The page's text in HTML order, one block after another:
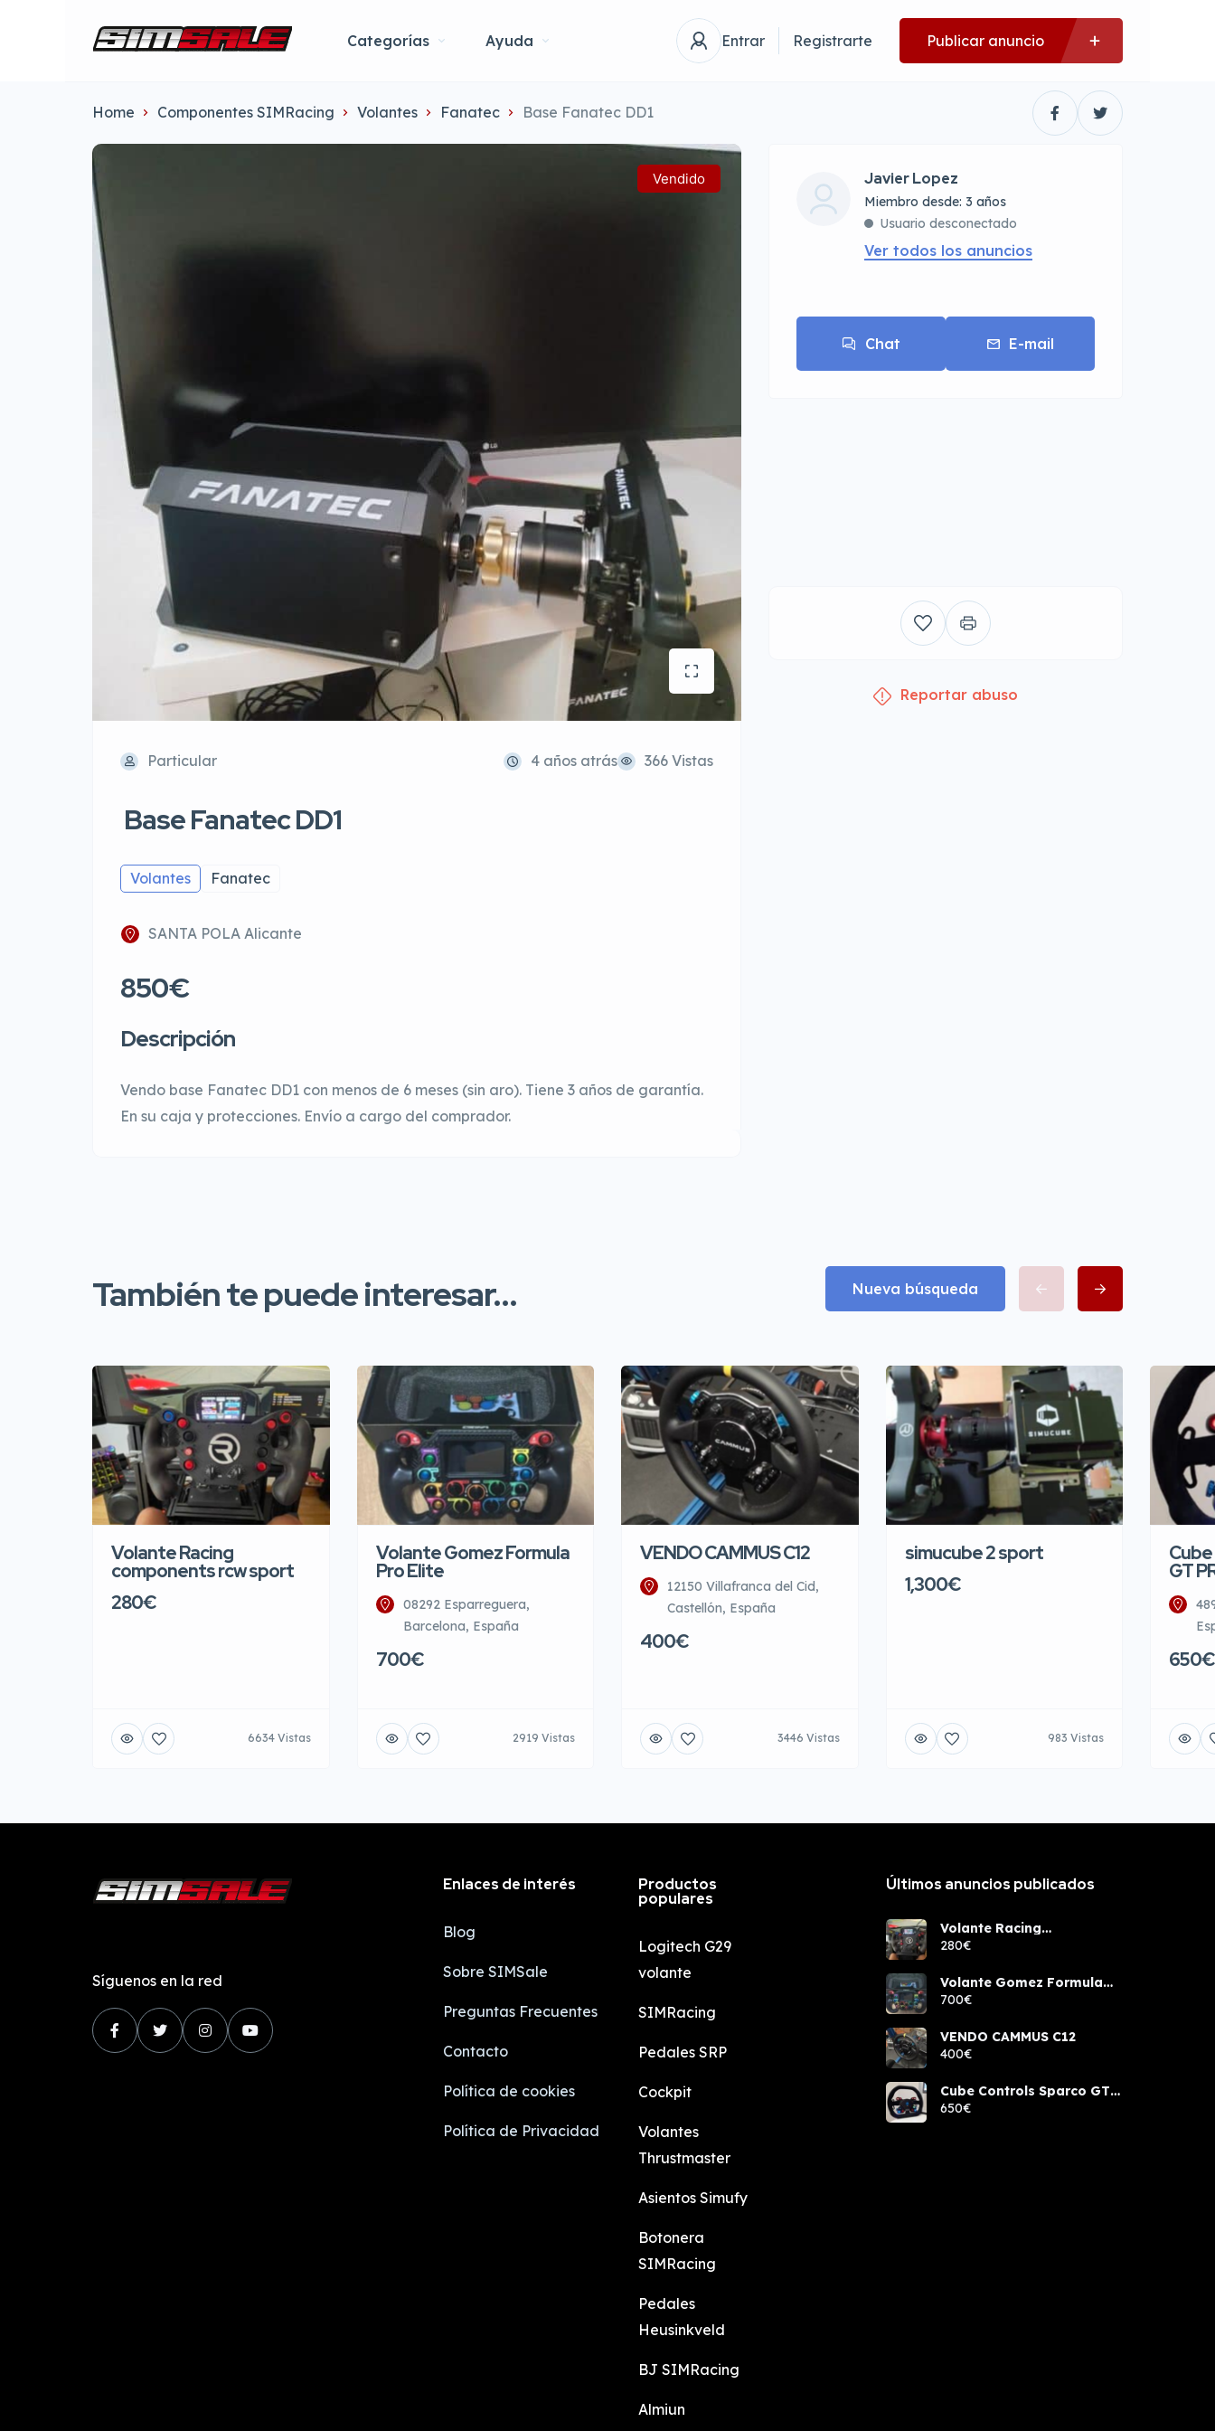
Categorías Ayuda Entrar Registrarte Publicar anuncio
Home Componentes SIMRacing Volantes Fanatec Base Fanatec DD1
Vendido
Particular 4 años atrás 366 Vistas
Base Fanatec DD1
Volantes Fanatec
SANTA POLA Alicante
850€
Descripción
Vendo base Fanatec DD1 con menos de 6 meses (sin aro). Tiene 3 años de garantía.
En su caja y protecciones. Envío a cargo del comprador.
Javier Lopez
Miembro desde: 3 años
Usuario desconectado
Ver todos los anuncios
Chat E-mail
Reportar abuso
También te puede interesar... Nueva búsqueda
Volante Racing
components rcw sport
280€
6634 Vistas
Volante Gomez Formula
Pro Elite
08292 Esparreguera,
Barcelona, España
700€
2919 Vistas
VENDO CAMMUS C12
12150 Villafranca del Cid,
Castellón, España
400€
3446 Vistas
simucube 2 sport
1,300€
983 Vistas
GT
650€
Síguenos en la red
Enlaces de interés
Blog
Sobre SIMSale
Preguntas Frecuentes
Contacto
Política de cookies
Política de Privacidad
Productos
populares
Logitech G29
volante
SIMRacing
Pedales SRP
Cockpit
Volantes
Thrustmaster
Asientos Simufy
Botonera
SIMRacing
Pedales
Heusinkveld
BJ SIMRacing
Almiun
Últimos anuncios publicados
Volante Racing
components rcw sport
280€
Volante Gomez Formula
Pro Elite
700€
VENDO CAMMUS C12
400€
Cube Controls Sparco GT
PRO NUEVO
650€